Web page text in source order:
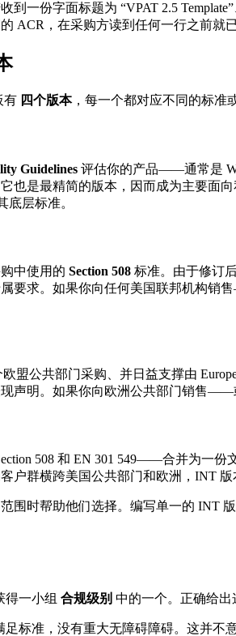
到一份字面标题为 “VPAT 2.5
ACR，在采购方读到任何一行之前就
有 四个版本，每一个都对应不同的标准
Guidelines 评估你的产品——通常是
也是最精简的版本，因而成为主要面
底层标准。
中使用的 Section 508 标准。由于修订
属要求。如果你向任何美国联邦机构
欧盟公共部门采购、并日益支撑由
声明。如果你向欧洲公共部门销售——
508 和 EN 301 549——合并为一份
户群横跨美国公共部门和欧洲，INT 版
围时帮助他们选择。编写单一的 INT
得一小组 合规级别 中的一个。正确给
标准，没有重大无障碍障碍。这并不